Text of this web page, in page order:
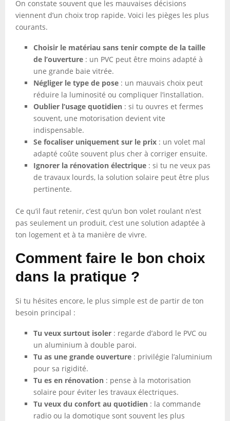
On constate souvent que les mauvaises décisions
viennent d’un choix trop rapide. Voici les pièges les plus
courants.
Choisir le matériau sans tenir compte de la taille
de l’ouverture : un PVC peut être moins adapté à
une grande baie vitrée.
Négliger le type de pose : un mauvais choix peut
réduire la luminosité ou compliquer l’installation.
Oublier l’usage quotidien : si tu ouvres et fermes
souvent, une motorisation devient vite
indispensable.
Se focaliser uniquement sur le prix : un volet mal
adapté coûte souvent plus cher à corriger ensuite.
Ignorer la rénovation électrique : si tu ne veux pas
de travaux lourds, la solution solaire peut être plus
pertinente.
Ce qu’il faut retenir, c’est qu’un bon volet roulant n’est
pas seulement un produit, c’est une solution adaptée à
ton logement et à ta manière de vivre.
Comment faire le bon choix
dans la pratique ?
Si tu hésites encore, le plus simple est de partir de ton
besoin principal :
Tu veux surtout isoler : regarde d’abord le PVC ou
un aluminium à double paroi.
Tu as une grande ouverture : privilégie l’aluminium
pour sa rigidité.
Tu es en rénovation : pense à la motorisation
solaire pour éviter les travaux électriques.
Tu veux du confort au quotidien : la commande
radio ou la domotique sont souvent les plus